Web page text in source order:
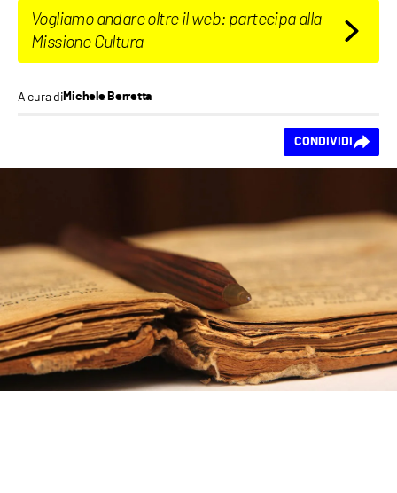
Vogliamo andare oltre il web: partecipa alla
Missione Cultura
A cura diMichele Berretta
CONDIVIDI